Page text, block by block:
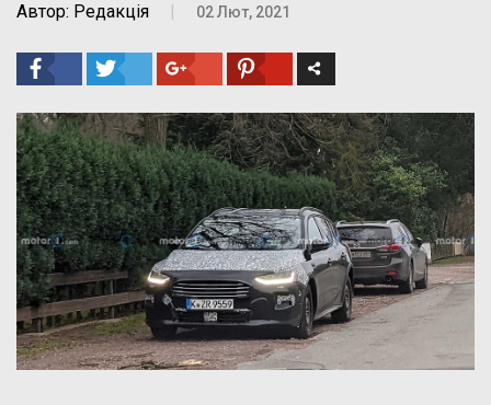
Автор: Редакція 02 Лют, 2021